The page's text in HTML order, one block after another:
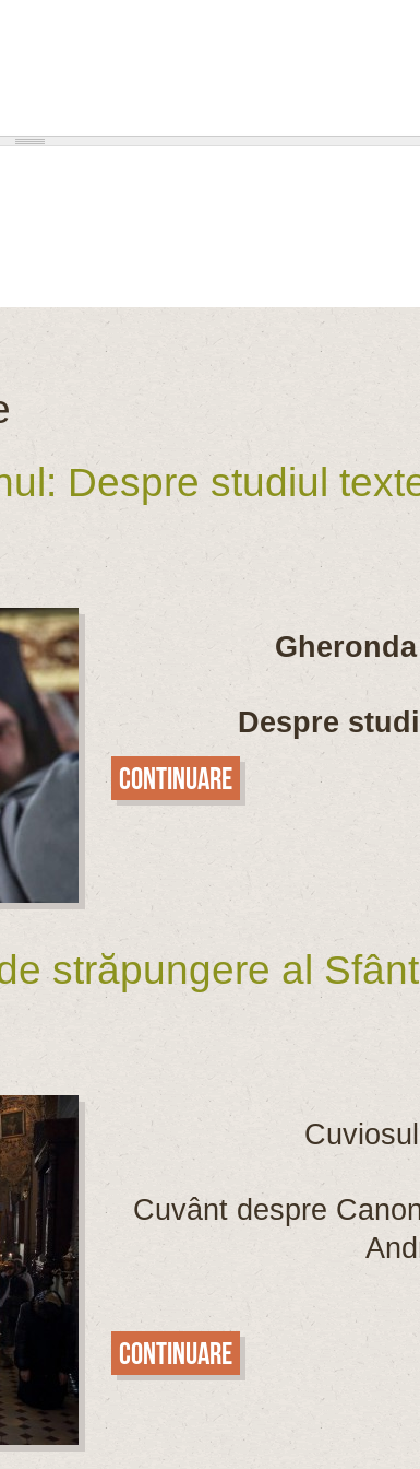
Despre studiul
Despre
Continuare
străpungere al
Cuvânt despre
Continuare